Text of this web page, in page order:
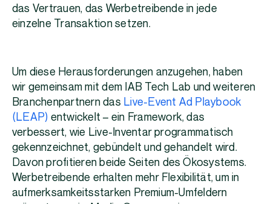
das Vertrauen, das Werbetreibende in jede
einzelne Transaktion setzen.
Um diese Herausforderungen anzugehen, haben
wir gemeinsam mit dem IAB Tech Lab und weiteren
Branchenpartnern das Live-Event Ad Playbook
(LEAP) entwickelt – ein Framework, das
verbessert, wie Live-Inventar programmatisch
gekennzeichnet, gebündelt und gehandelt wird.
Davon profitieren beide Seiten des Ökosystems.
Werbetreibende erhalten mehr Flexibilität, um in
aufmerksamkeitsstarken Premium-Umfeldern